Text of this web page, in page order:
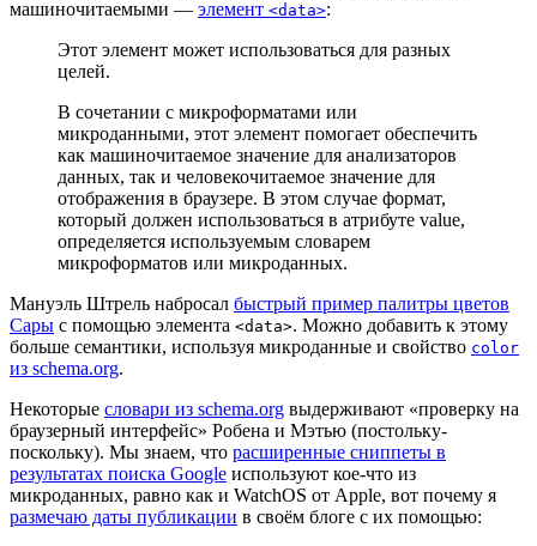
машиночитаемыми — элемент <data>:
Этот элемент может использоваться для разных
целей.
В сочетании с микроформатами или
микроданными, этот элемент помогает обеспечить
как машиночитаемое значение для анализаторов
данных, так и человекочитаемое значение для
отображения в браузере. В этом случае формат,
который должен использоваться в атрибуте value,
определяется используемым словарем
микроформатов или микроданных.
Мануэль Штрель набросал быстрый пример палитры цветов
Сары с помощью элемента <data>. Можно добавить к этому
больше семантики, используя микроданные и свойство color
из schema.org.
Некоторые словари из schema.org выдерживают «проверку на
браузерный интерфейс» Робена и Мэтью (постольку-
поскольку). Мы знаем, что расширенные сниппеты в
результатах поиска Google используют кое-что из
микроданных, равно как и WatchOS от Apple, вот почему я
размечаю даты публикации в своём блоге с их помощью: